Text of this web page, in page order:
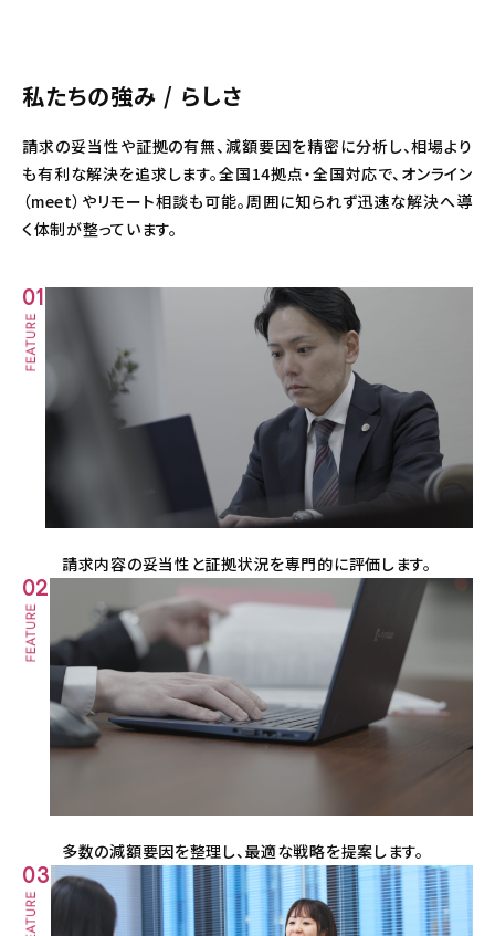
私たちの強み / らしさ
請求の妥当性や証拠の有無、減額要因を精密に分析し、相場より
も有利な解決を追求します。全国14拠点・全国対応で、オンライン
（meet）やリモート相談も可能。周囲に知られず迅速な解決へ導
く体制が整っています。
01
請求内容の妥当性と証拠状況を専門的に評価します。
02
多数の減額要因を整理し、最適な戦略を提案します。
03